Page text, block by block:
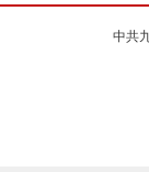
中共